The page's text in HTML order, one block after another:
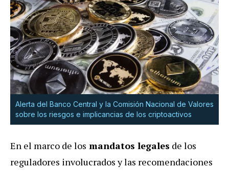
Alerta del Banco Central y la Comisión Nacional de Valores
sobre los riesgos e implicancias de los criptoactivos
En el marco de los mandatos legales de los
reguladores involucrados y las recomendaciones